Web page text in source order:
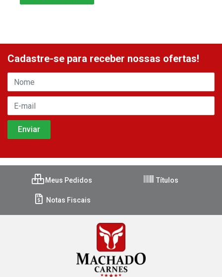
Cadastre-se para receber nossas ofertas!
Meus Pedidos Títulos
Notas Fiscais